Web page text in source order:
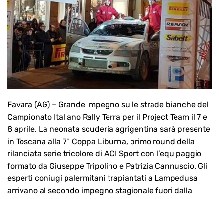
Favara (AG) – Grande impegno sulle strade bianche del
Campionato Italiano Rally Terra per il Project Team il 7 e
8 aprile. La neonata scuderia agrigentina sarà presente
in Toscana alla 7^ Coppa Liburna, primo round della
rilanciata serie tricolore di ACI Sport con l’equipaggio
formato da Giuseppe Tripolino e Patrizia Cannuscio. Gli
esperti coniugi palermitani trapiantati a Lampedusa
arrivano al secondo impegno stagionale fuori dalla